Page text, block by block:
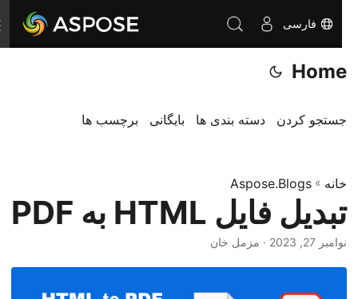
فارسی
Home
جستجو کردن دسته بندی ها بایگانی برچسب ها
خانه»
Aspose.Blogs
تبدیل فایل HTML به PDF
نوامبر 27, 2023 · مزمل خان